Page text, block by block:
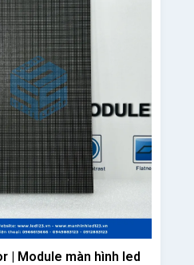
| Module màn hình led